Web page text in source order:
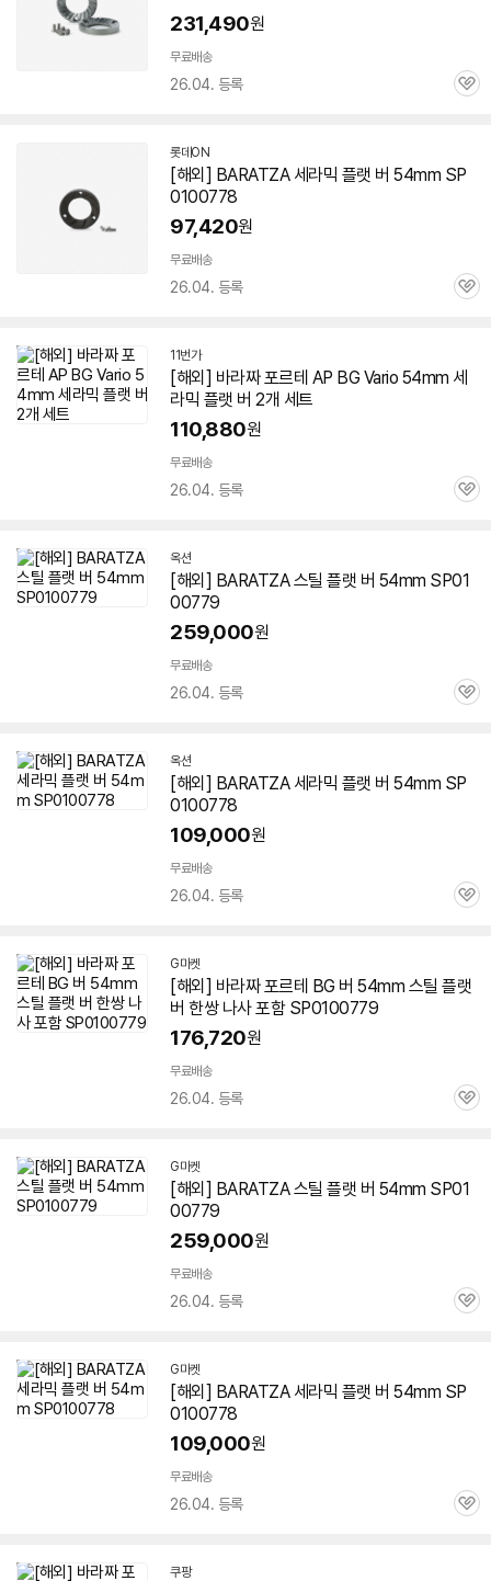
231,490원
무료배송
26.04. 등록
관
롯데ON
[해외] BARATZA 세라믹 플랫 버 54mm SP
0100778
97,420원
무료배송
26.04. 등록
관
11번가
[해외] 바라짜 포르테 AP BG Vario 54mm 세
라믹 플랫 버 2개 세트
110,880원
무료배송
26.04. 등록
관
옥션
[해외] BARATZA 스틸 플랫 버 54mm SP01
00779
259,000원
무료배송
26.04. 등록
관
옥션
[해외] BARATZA 세라믹 플랫 버 54mm SP
0100778
109,000원
무료배송
26.04. 등록
관
G마켓
[해외] 바라짜 포르테 BG 버 54mm 스틸 플랫
버 한쌍 나사 포함 SP0100779
176,720원
무료배송
26.04. 등록
관
G마켓
[해외] BARATZA 스틸 플랫 버 54mm SP01
00779
259,000원
무료배송
26.04. 등록
관
G마켓
[해외] BARATZA 세라믹 플랫 버 54mm SP
0100778
109,000원
무료배송
26.04. 등록
관
쿠팡